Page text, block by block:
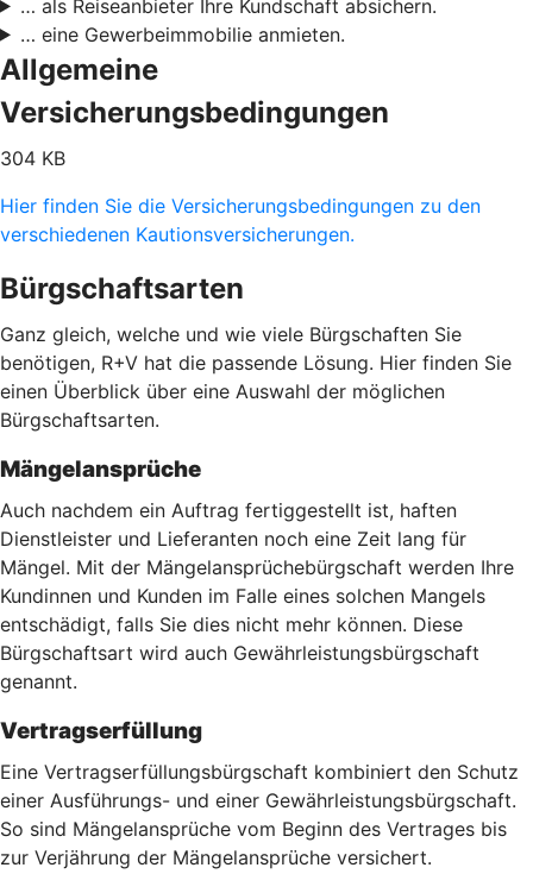
… als Reiseanbieter Ihre Kundschaft absichern.
… eine Gewerbeimmobilie anmieten.
Allgemeine
Versicherungsbedingungen
304 KB
Hier finden Sie die Versicherungsbedingungen zu den
verschiedenen Kautionsversicherungen.
Bürgschaftsarten
Ganz gleich, welche und wie viele Bürgschaften Sie
benötigen, R+V hat die passende Lösung. Hier finden Sie
einen Überblick über eine Auswahl der möglichen
Bürgschaftsarten.
Mängelansprüche
Auch nachdem ein Auftrag fertiggestellt ist, haften
Dienstleister und Lieferanten noch eine Zeit lang für
Mängel. Mit der Mängelansprüchebürgschaft werden Ihre
Kundinnen und Kunden im Falle eines solchen Mangels
entschädigt, falls Sie dies nicht mehr können. Diese
Bürgschaftsart wird auch Gewährleistungsbürgschaft
genannt.
Vertragserfüllung
Eine Vertragserfüllungsbürgschaft kombiniert den Schutz
einer Ausführungs- und einer Gewährleistungsbürgschaft.
So sind Mängelansprüche vom Beginn des Vertrages bis
zur Verjährung der Mängelansprüche versichert.